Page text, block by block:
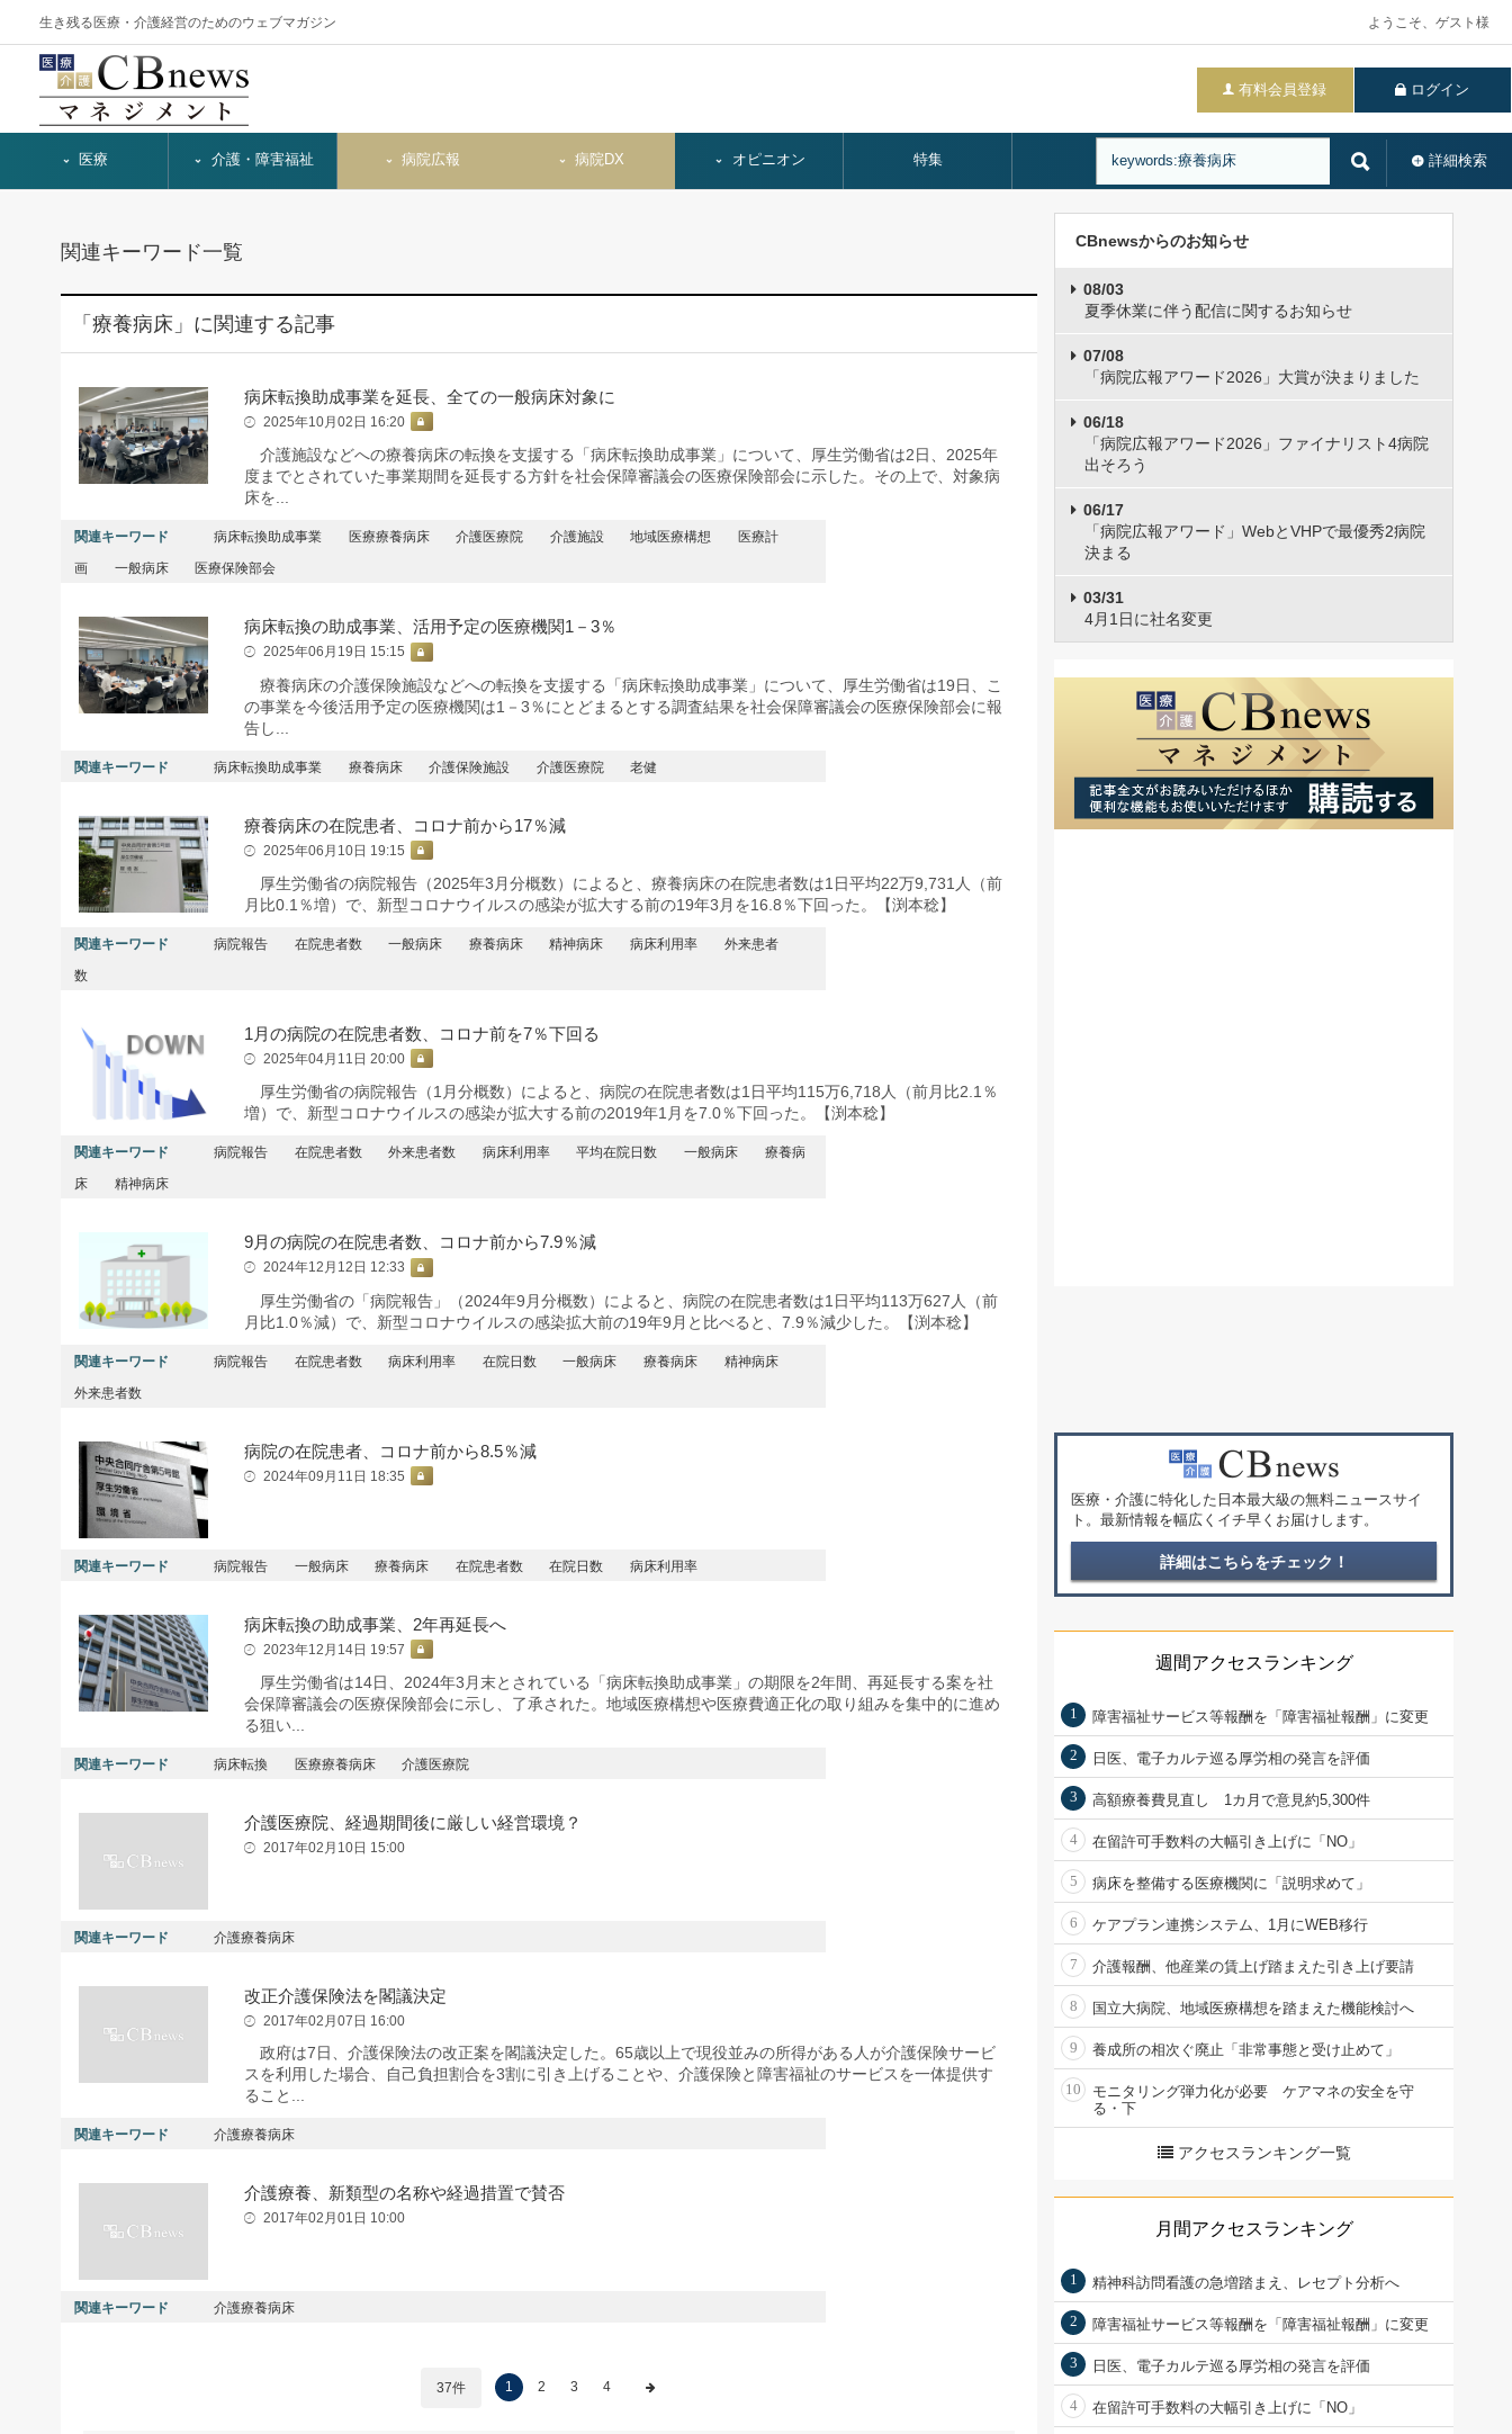
生き残る医療・介護経営のためのウェブマガジン ようこそ、ゲスト様
有料会員登録 ログイン
詳細検索
医療 介護・障害福祉 病院広報 病院DX オピニオン 特集
関連キーワード一覧
「療養病床」に関連する記事
病床転換助成事業を延長、全ての一般病床対象に
2025年10月02日 16:20
介護施設などへの療養病床の転換を支援する「病床転換助成事業」について、厚生労働省は2日、2025年
度までとされていた事業期間を延長する方針を社会保障審議会の医療保険部会に示した。その上で、対象病
床を...
関連キーワード 病床転換助成事業 医療療養病床 介護医療院 介護施設 地域医療構想
医療計
画
一般病床 医療保険部会
病床転換の助成事業、活用予定の医療機関1－3％
2025年06月19日 15:15
療養病床の介護保険施設などへの転換を支援する「病床転換助成事業」について、厚生労働省は19日、こ
の事業を今後活用予定の医療機関は1－3％にとどまるとする調査結果を社会保障審議会の医療保険部会に報
告し...
関連キーワード 病床転換助成事業 療養病床 介護保険施設 介護医療院 老健
療養病床の在院患者、コロナ前から17％減
2025年06月10日 19:15
厚生労働省の病院報告（2025年3月分概数）によると、療養病床の在院患者数は1日平均22万9,731人（前
月比0.1％増）で、新型コロナウイルスの感染が拡大する前の19年3月を16.8％下回った。【渕本稔】
関連キーワード 病院報告 在院患者数 一般病床 療養病床 精神病床 病床利用率
外来患者
数
1月の病院の在院患者数、コロナ前を7％下回る
2025年04月11日 20:00
厚生労働省の病院報告（1月分概数）によると、病院の在院患者数は1日平均115万6,718人（前月比2.1％
増）で、新型コロナウイルスの感染が拡大する前の2019年1月を7.0％下回った。【渕本稔】
関連キーワード 病院報告 在院患者数 外来患者数 病床利用率 平均在院日数 一般病床
療養病
床
精神病床
9月の病院の在院患者数、コロナ前から7.9％減
2024年12月12日 12:33
厚生労働省の「病院報告」（2024年9月分概数）によると、病院の在院患者数は1日平均113万627人（前
月比1.0％減）で、新型コロナウイルスの感染拡大前の19年9月と比べると、7.9％減少した。【渕本稔】
関連キーワード 病院報告 在院患者数 病床利用率 在院日数 一般病床 療養病床
精神病床
外来患者数
病院の在院患者、コロナ前から8.5％減
2024年09月11日 18:35
関連キーワード 病院報告 一般病床 療養病床 在院患者数 在院日数 病床利用率
病床転換の助成事業、2年再延長へ
2023年12月14日 19:57
厚生労働省は14日、2024年3月末とされている「病床転換助成事業」の期限を2年間、再延長する案を社
会保障審議会の医療保険部会に示し、了承された。地域医療構想や医療費適正化の取り組みを集中的に進め
る狙い...
関連キーワード 病床転換 医療療養病床 介護医療院
介護医療院、経過期間後に厳しい経営環境？
2017年02月10日 15:00
関連キーワード 介護療養病床
改正介護保険法を閣議決定
2017年02月07日 16:00
政府は7日、介護保険法の改正案を閣議決定した。65歳以上で現役並みの所得がある人が介護保険サービ
スを利用した場合、自己負担割合を3割に引き上げることや、介護保険と障害福祉のサービスを一体提供す
ること...
関連キーワード 介護療養病床
介護療養、新類型の名称や経過措置で賛否
2017年02月01日 10:00
関連キーワード 介護療養病床
37件 1 2 3 4
CBnewsからのお知らせ
08/03
夏季休業に伴う配信に関するお知らせ
07/08
「病院広報アワード2026」大賞が決まりました
06/18
「病院広報アワード2026」ファイナリスト4病院
出そろう
06/17
「病院広報アワード」WebとVHPで最優秀2病院
決まる
03/31
4月1日に社名変更
医療・介護に特化した日本最大級の無料ニュースサイ
ト。最新情報を幅広くイチ早くお届けします。
詳細はこちらをチェック！
週間アクセスランキング
1 障害福祉サービス等報酬を「障害福祉報酬」に変更
2 日医、電子カルテ巡る厚労相の発言を評価
3 高額療養費見直し 1カ月で意見約5,300件
4 在留許可手数料の大幅引き上げに「NO」
5 病床を整備する医療機関に「説明求めて」
6 ケアプラン連携システム、1月にWEB移行
7 介護報酬、他産業の賃上げ踏まえた引き上げ要請
8 国立大病院、地域医療構想を踏まえた機能検討へ
9 養成所の相次ぐ廃止「非常事態と受け止めて」
10
モニタリング弾力化が必要 ケアマネの安全を守
る・下
アクセスランキング一覧
月間アクセスランキング
1 精神科訪問看護の急増踏まえ、レセプト分析へ
2 障害福祉サービス等報酬を「障害福祉報酬」に変更
3 日医、電子カルテ巡る厚労相の発言を評価
4 在留許可手数料の大幅引き上げに「NO」